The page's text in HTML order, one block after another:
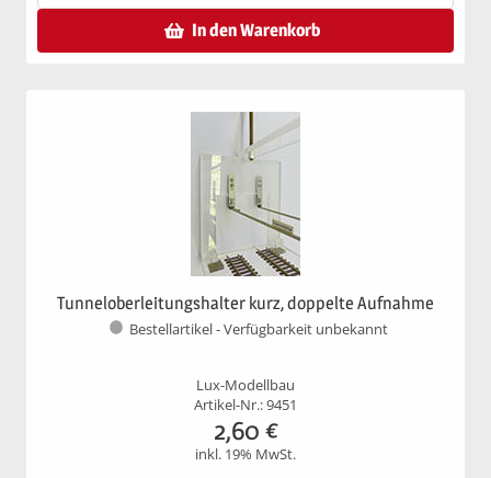
In den Warenkorb
Tunneloberleitungshalter kurz, doppelte Aufnahme
Bestellartikel - Verfügbarkeit unbekannt
Lux-Modellbau
Artikel-Nr.: 9451
2,60 €
inkl. 19% MwSt.